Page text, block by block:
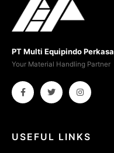
PT Multi Equipindo Perkasa
Your Material Handling Partner
USEFUL LINKS